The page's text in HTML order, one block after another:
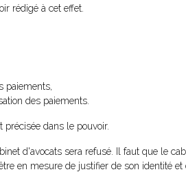
rédigé à cet effet.
paiements,
des paiements.
dans le pouvoir.
d'avocats sera refusé. Il faut que le
en mesure de justifier de son identité et